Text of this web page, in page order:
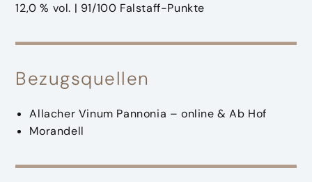
12,0 % vol. | 91/100 Falstaff-Punkte
Bezugsquellen
Allacher Vinum Pannonia – online & Ab Hof
Morandell